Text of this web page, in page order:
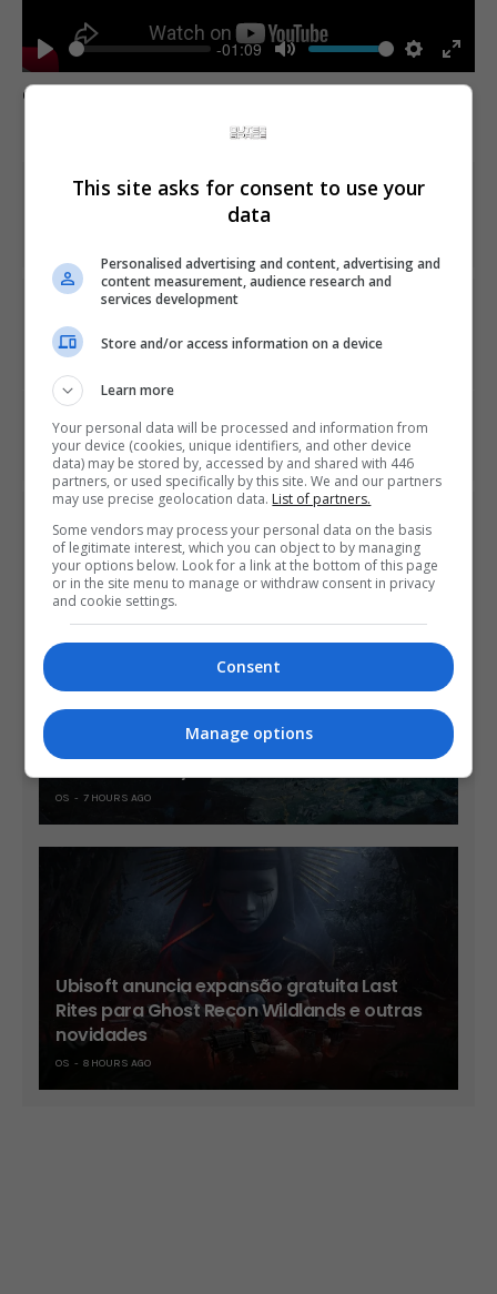
Play
-01:09
Mute Settings
Enter
Comente esta notícia no Fórum Outer Space
Share This
PREVIOUS ARTICLE
Conferência da Ubisoft na E3 começas às 17h.
Acompanhe ao vivo
Zombie Army 4: Dead War é anunciado em trailer na E3
ÚLTIMAS NOTÍCIAS
Trailer mostra novos chefes e cenários de
OS 7 HOURS AGO
Ubisoft anuncia expansão gratuita Last
Rites para Ghost Recon Wildlands e outras
novidades
OS 8 HOURS AGO
This site asks for consent to use your
data
Personalised advertising and content, advertising and
content measurement, audience research and
services development
Store and/or access information on a device
Learn more
Your personal data will be processed and information from
your device (cookies, unique identifiers, and other device
data) may be stored by, accessed by and shared with 446
partners, or used specifically by this site. We and our partners
may use precise geolocation data. List of partners.
Some vendors may process your personal data on the basis
of legitimate interest, which you can object to by managing
your options below. Look for a link at the bottom of this page
or in the site menu to manage or withdraw consent in privacy
and cookie settings.
Consent
Manage options